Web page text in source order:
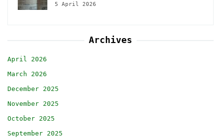
5 April 2026
Archives
April 2026
March 2026
December 2025
November 2025
October 2025
September 2025